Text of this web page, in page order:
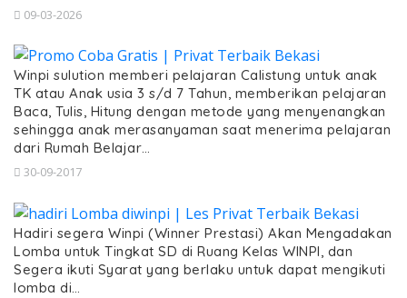
09-03-2026
Winpi sulution memberi pelajaran Calistung untuk anak
TK atau Anak usia 3 s/d 7 Tahun, memberikan pelajaran
Baca, Tulis, Hitung dengan metode yang menyenangkan
sehingga anak merasanyaman saat menerima pelajaran
dari Rumah Belajar…
30-09-2017
Hadiri segera Winpi (Winner Prestasi) Akan Mengadakan
Lomba untuk Tingkat SD di Ruang Kelas WINPI, dan
Segera ikuti Syarat yang berlaku untuk dapat mengikuti
lomba di…